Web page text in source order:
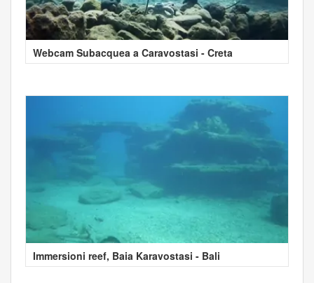
Webcam Subacquea a Caravostasi - Creta
Immersioni reef, Baia Karavostasi - Bali